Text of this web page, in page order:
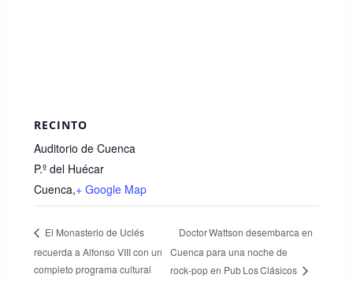
RECINTO
Auditorio de Cuenca
P.º del Huécar
Cuenca,+ Google Map
El Monasterio de Uclés
recuerda a Alfonso VIII con un
completo programa cultural
Doctor Wattson desembarca en
Cuenca para una noche de
rock‑pop en Pub Los Clásicos